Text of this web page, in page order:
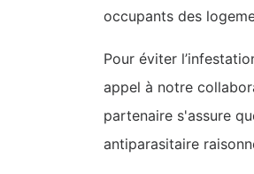
occupants des
Pour éviter
appel à notre
partenaire s'assure
antiparasitaire